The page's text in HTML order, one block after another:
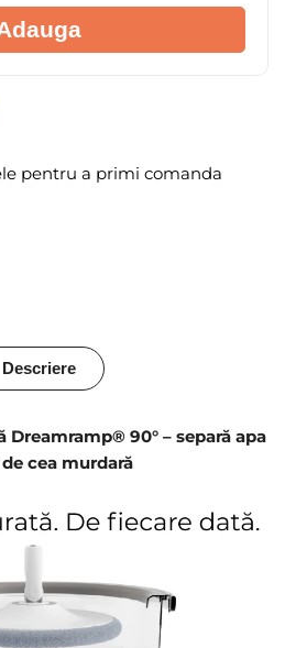
pentru a primi comanda
Descriere
90° – separă apa
cea murdară